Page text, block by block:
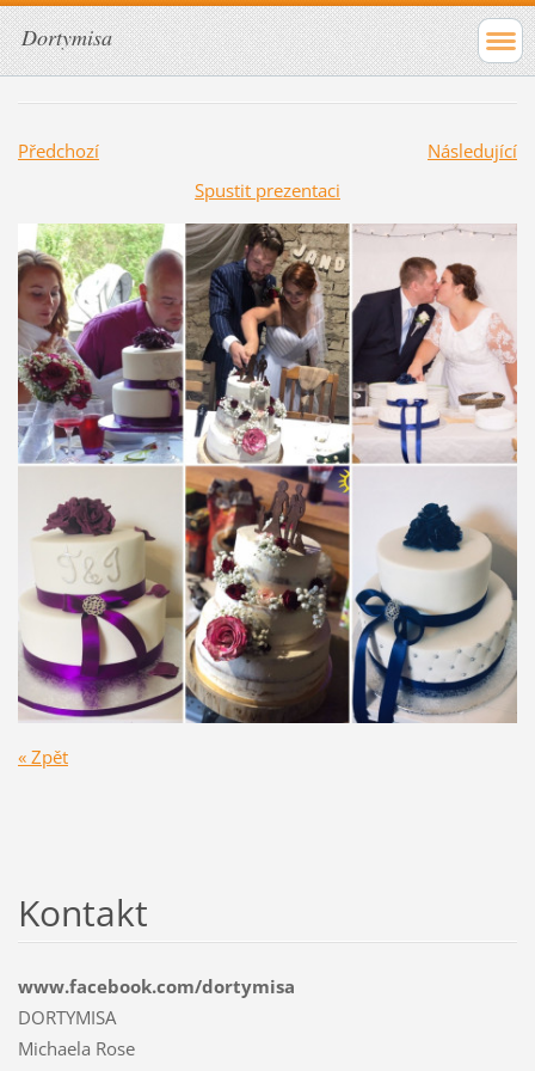
Dortymisa
Předchozí
Následující
Spustit prezentaci
« Zpět
Kontakt
www.facebook.com/dortymisa
DORTYMISA
Michaela Rose